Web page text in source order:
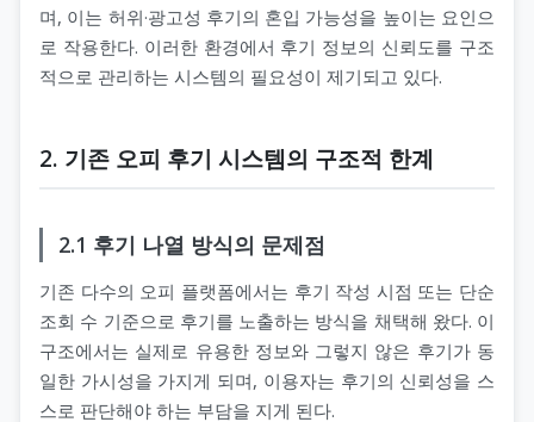
며, 이는 허위·광고성 후기의 혼입 가능성을 높이는 요인으
로 작용한다. 이러한 환경에서 후기 정보의 신뢰도를 구조
적으로 관리하는 시스템의 필요성이 제기되고 있다.
2. 기존 오피 후기 시스템의 구조적 한계
2.1 후기 나열 방식의 문제점
기존 다수의 오피 플랫폼에서는 후기 작성 시점 또는 단순
조회 수 기준으로 후기를 노출하는 방식을 채택해 왔다. 이
구조에서는 실제로 유용한 정보와 그렇지 않은 후기가 동
일한 가시성을 가지게 되며, 이용자는 후기의 신뢰성을 스
스로 판단해야 하는 부담을 지게 된다.